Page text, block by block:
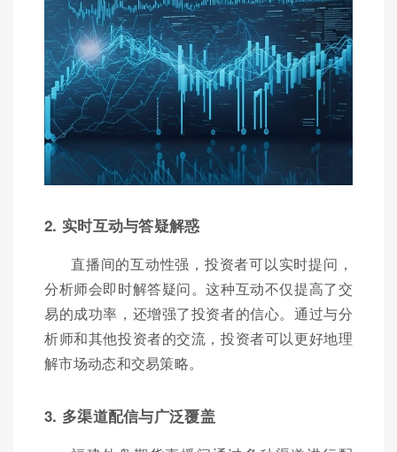
2. 实时互动与答疑解惑
直播间的互动性强，投资者可以实时提问，
分析师会即时解答疑问。这种互动不仅提高了交
易的成功率，还增强了投资者的信心。通过与分
析师和其他投资者的交流，投资者可以更好地理
解市场动态和交易策略。
3. 多渠道配信与广泛覆盖